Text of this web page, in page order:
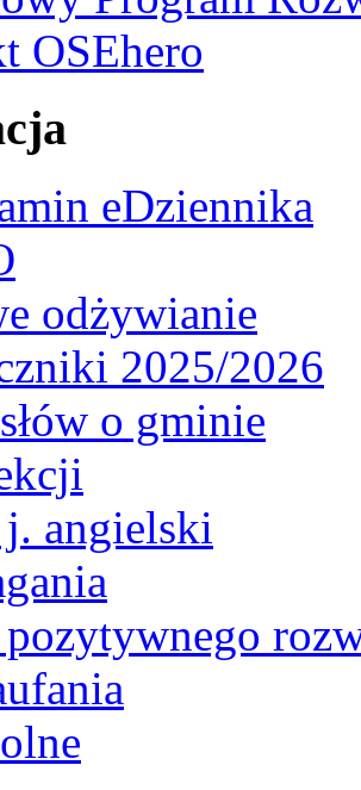
OSEhero
eDziennika
odżywianie
2025/2026
o gminie
angielski
pozytywnego